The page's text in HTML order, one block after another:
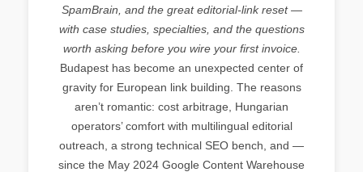
SpamBrain, and the great editorial-link reset —
with case studies, specialties, and the questions
worth asking before you wire your first invoice.
Budapest has become an unexpected center of
gravity for European link building. The reasons
aren’t romantic: cost arbitrage, Hungarian
operators’ comfort with multilingual editorial
outreach, a strong technical SEO bench, and —
since the May 2024 Google Content Warehouse